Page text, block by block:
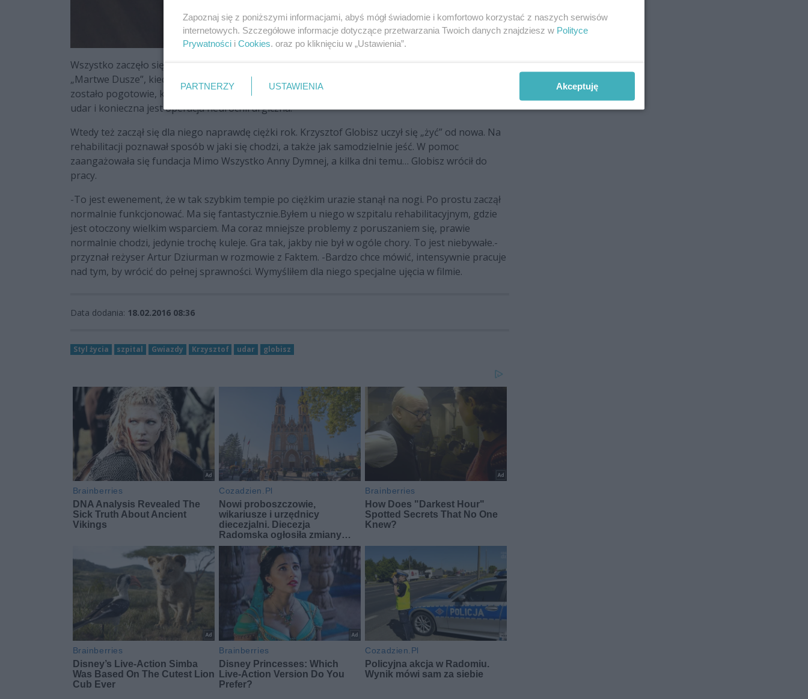
Wszystko zaczęło się półtora roku temu na antenie jednej z radiostacji. Aktor czytał wtedy
„Martwe Dusze”, kiedy poczuł, że coś jest nie tak. Zaraz po doczytaniu fragmentu, wezwane
zostało pogotowie, które zabrało go do szpitala. Tam, okazało się, że aktor przeszedł rozległy
udar i konieczna jest operacja neurochirurgiczna.
Wtedy też zaczął się dla niego naprawdę ciężki rok. Krzysztof Globisz uczył się „żyć” od nowa. Na
rehabilitacji poznawał sposób w jaki się chodzi, a także jak samodzielnie jeść. W pomoc
zaangażowała się fundacja Mimo Wszystko Anny Dymnej, a kilka dni temu… Globisz wrócił do
pracy.
-To jest ewenement, że w tak szybkim tempie po ciężkim urazie stanął na nogi. Po prostu zaczął
normalnie funkcjonować. Ma się fantastycznie.Byłem u niego w szpitalu rehabilitacyjnym, gdzie
jest otoczony wielkim wsparciem. Ma coraz mniejsze problemy z poruszaniem się, prawie
normalnie chodzi, jedynie trochę kuleje. Gra tak, jakby nie był w ogóle chory. To jest niebywałe.-
przyznał reżyser Artur Dziurman w rozmowie z Faktem. -Bardzo chce mówić, intensywnie pracuje
nad tym, by wrócić do pełnej sprawności. Wymyśliłem dla niego specjalne ujęcia w filmie.
Data dodania: 18.02.2016 08:36
Styl życia szpital Gwiazdy Krzysztof udar globisz
Zapoznaj się z poniższymi informacjami, abyś mógł świadomie i komfortowo korzystać z naszych serwisów
internetowych. Szczegółowe informacje dotyczące przetwarzania Twoich danych znajdziesz w Polityce
Prywatności i Cookies. oraz po kliknięciu w „Ustawienia”.
PARTNERZY USTAWIENIA Akceptuję